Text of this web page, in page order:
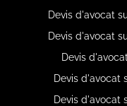
Devis d'avocat
Devis d'avocat
Devis
Devis d'avocat
Devis d'avocat